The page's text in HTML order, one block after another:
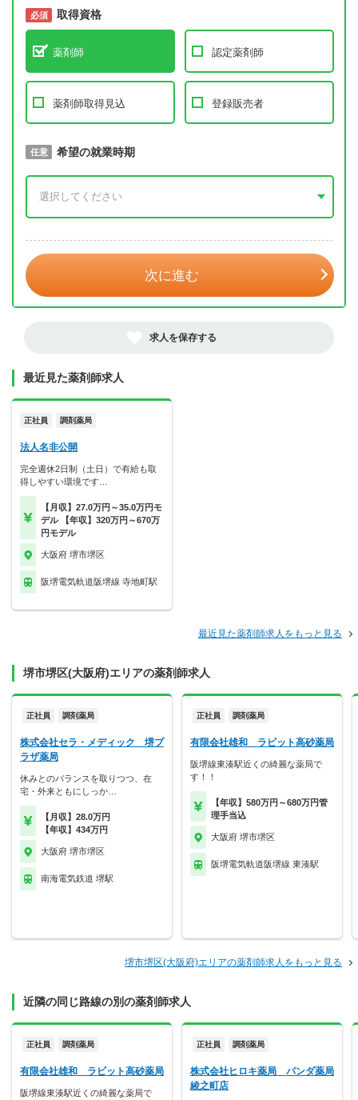
必須 取得資格
薬剤師 認定薬剤師
薬剤師取得見込 登録販売者
必須 取得予定年
任意 希望の就業時期
次に進む
求人を保存する
最近見た薬剤師求人
正社員 調剤薬局
法人名非公開
完全週休2日制（土日）で有給も取
得しやすい環境です…
【月収】27.0万円～35.0万円モ
デル 【年収】320万円～670万
円モデル
大阪府 堺市堺区
阪堺電気軌道阪堺線 寺地町駅
最近見た薬剤師求人をもっと見る
堺市堺区(大阪府)エリアの薬剤師求人
正社員 調剤薬局
株式会社セラ・メディック 堺プ
ラザ薬局
休みとのバランスを取りつつ、在
宅・外来ともにしっか…
【月収】28.0万円
【年収】434万円
大阪府 堺市堺区
南海電気鉄道 堺駅
正社員 調剤薬局
有限会社雄和 ラビット高砂薬局
阪堺線東湊駅近くの綺麗な薬局で
す！！
【年収】580万円～680万円管
理手当込
大阪府 堺市堺区
阪堺電気軌道阪堺線 東湊駅
堺市堺区(大阪府)エリアの薬剤師求人をもっと見る
近隣の同じ路線の別の薬剤師求人
正社員 調剤薬局
有限会社雄和 ラビット高砂薬局
阪堺線東湊駅近くの綺麗な薬局で
正社員 調剤薬局
株式会社ヒロキ薬局 パンダ薬局
綾之町店